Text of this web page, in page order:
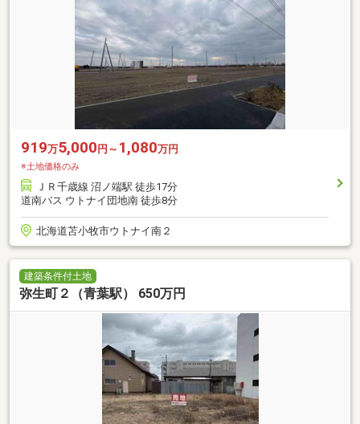
919万5,000 円～ 1,080万円
※土地価格のみ
ＪＲ千歳線 沼ノ端駅 徒歩17分
道南バス ウトナイ団地南 徒歩8分
北海道苫小牧市ウトナイ南２
建築条件付土地
弥生町２（青葉駅） 650万円